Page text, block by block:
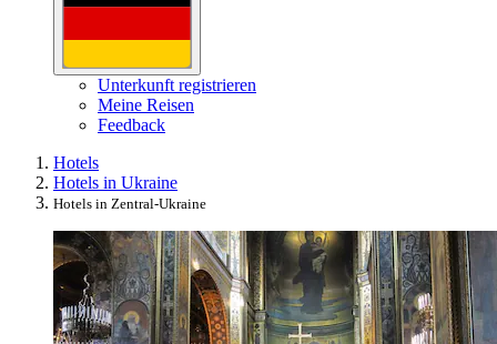
Unterkunft registrieren
Meine Reisen
Feedback
Hotels
Hotels in Ukraine
Hotels in Zentral-Ukraine